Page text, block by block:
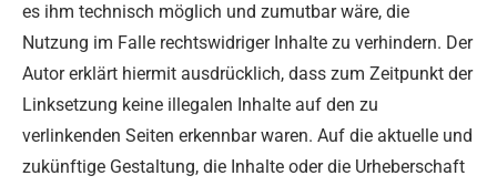
es ihm technisch möglich und zumutbar wäre, die
Nutzung im Falle rechtswidriger Inhalte zu verhindern. Der
Autor erklärt hiermit ausdrücklich, dass zum Zeitpunkt der
Linksetzung keine illegalen Inhalte auf den zu
verlinkenden Seiten erkennbar waren. Auf die aktuelle und
zukünftige Gestaltung, die Inhalte oder die Urheberschaft